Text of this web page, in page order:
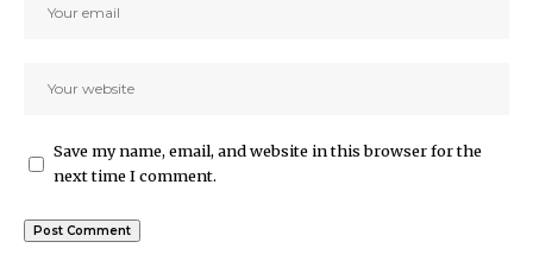
Save my name, email, and website in this browser for the
next time I comment.